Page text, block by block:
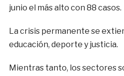
junio el más alto con 88 casos.
La crisis permanente se
educación, deporte y justicia.
Mientras tanto, los sectores